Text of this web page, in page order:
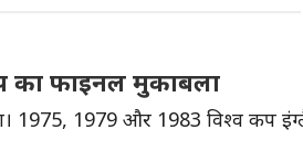
का फाइनल मुकाबला
1975, 1979 और 1983 विश्व कप